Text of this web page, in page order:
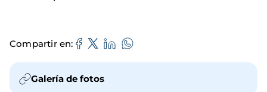
Compartir en
Galería de fotos